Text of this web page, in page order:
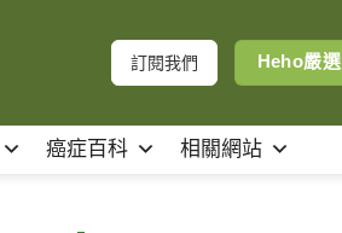
訂閱我們 Heho嚴選
癌症百科 相關網站